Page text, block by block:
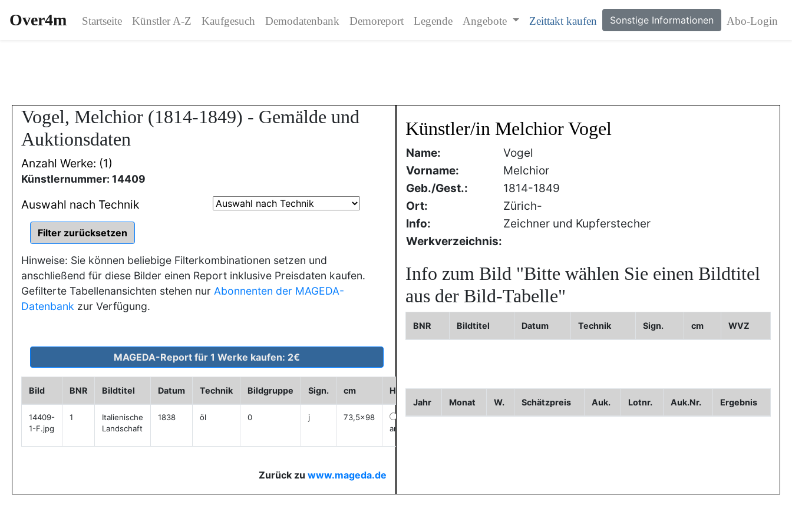
Over4m Startseite Künstler A-Z Kaufgesuch Demodatenbank Demoreport Legende Angebote Zeittakt kaufen Sonstige Informationen Abo-Login
Vogel, Melchior (1814-1849) - Gemälde und
Auktionsdaten
Anzahl Werke: (1)
Künstlernummer: 14409
Auswahl nach Technik
Hinweise: Sie können beliebige Filterkombinationen setzen und
anschließend für diese Bilder einen Report inklusive Preisdaten kaufen.
Gefilterte Tabellenansichten stehen nur Abonnenten der MAGEDA-
Datenbank zur Verfügung.
Bild BNR Bildtitel Datum Technik Bildgruppe Sign. cm Historie WVZ Bild2 Bild3
14409-
1-F.jpg
1
Italienische
Landschaft
1838 öl 0 j
73,5x98
anzeigen
Zurück zu www.mageda.de
Künstler/in Melchior Vogel
Name:
Vogel
Vorname:
Melchior
Geb./Gest.:
1814-1849
Ort:
Zürich-
Info:
Zeichner und Kupferstecher
Werkverzeichnis:
Info zum Bild "Bitte wählen Sie einen Bildtitel
aus der Bild-Tabelle"
BNR Bildtitel Datum Technik Sign. cm WVZ
Jahr Monat W. Schätzpreis Auk. Lotnr. Auk.Nr. Ergebnis